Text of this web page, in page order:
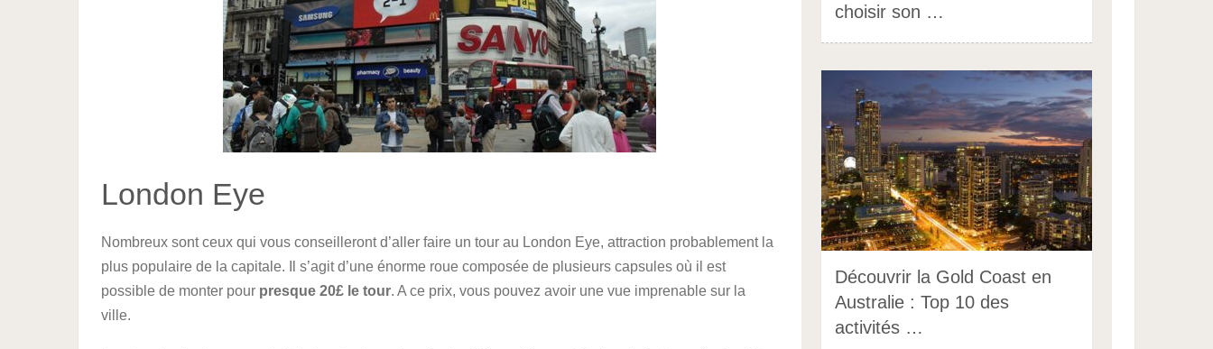
London Eye
Nombreux sont ceux qui vous conseilleront d’aller faire un tour au London Eye, attraction probablement la
plus populaire de la capitale. Il s’agit d’une énorme roue composée de plusieurs capsules où il est
possible de monter pour presque 20£ le tour. A ce prix, vous pouvez avoir une vue imprenable sur la
ville.
choisir son …
Découvrir la Gold Coast en
Australie : Top 10 des
activités …